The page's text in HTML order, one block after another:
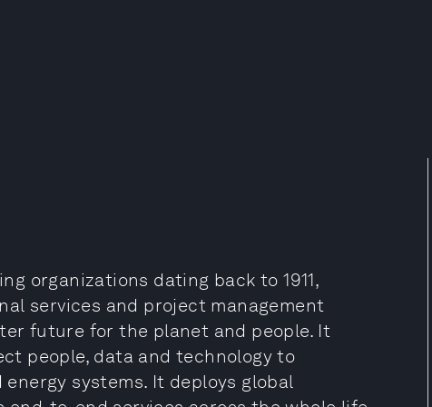
organizations dating back to 1911,
services and project management
future for the planet and people. It
people, data and technology to
systems. It deploys global